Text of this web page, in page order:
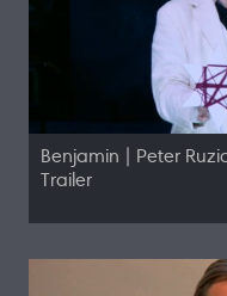
Benjamin | Peter
Trailer